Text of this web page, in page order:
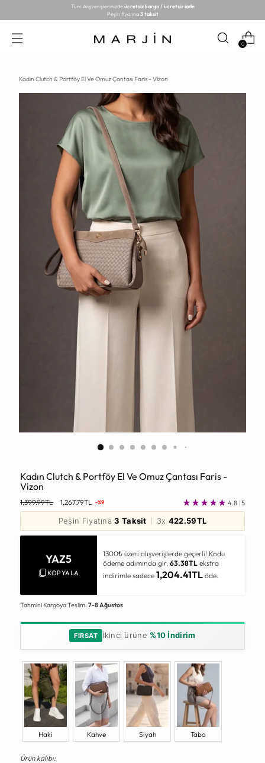
Tüm Alışverişlerinizdeücretsiz kargo / ücretsiz iade
Peşin fiyatına3 taksit
0
Kadın Clutch & Portföy El Ve Omuz Çantası Faris - Vizon
Kadın Clutch & Portföy El Ve Omuz Çantası Faris -
Vizon
Normal
Fiyat
1,399.99TL 1,267.79TL -%9 4.8 | 5
Peşin Fiyatına3 Taksit 3x 422.59TL
YAZ5
KOPYALA
1300₺ üzeri alışverişlerde geçerli! Kodu
ödeme adımında gir,63.38TL ekstra
indirimle sadece1,204.41TL öde.
Tahmini Kargoya Teslim:7-8 Ağustos
FIRSAT İkinci ürüne %10 İndirim
Haki Kahve Siyah Taba
Ürün kalıbı: